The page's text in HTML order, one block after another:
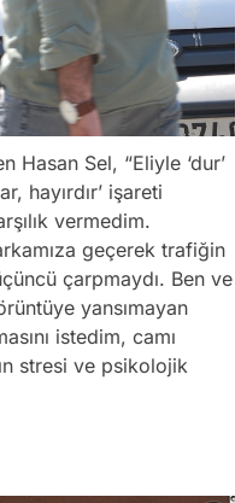
Hasan Sel, “Eliyle ‘dur’
hayırdır’ işareti
vermedim.
geçerek trafiğin
çarpmaydı. Ben ve
yansımayan
istedim, camı
stresi ve psikolojik